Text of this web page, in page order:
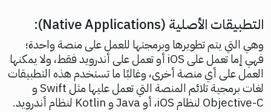
التطبيقات الأصلية (Native Applications):
وهي التي يتم تطويرها وبرمجتها للعمل على منصة واحدة؛
فهي إما تعمل على iOS أو تعمل على أندرويد فقط، ولا يمكنها
العمل على أي منصة أخرى، وغالبًا ما تستخدم هذه التطبيقات
لغات برمجية تلائم المنصة التي تعمل عليها مثل Swift و
Objective-C لنظام iOS، أو Java و Kotlin لنظام أندرويد.